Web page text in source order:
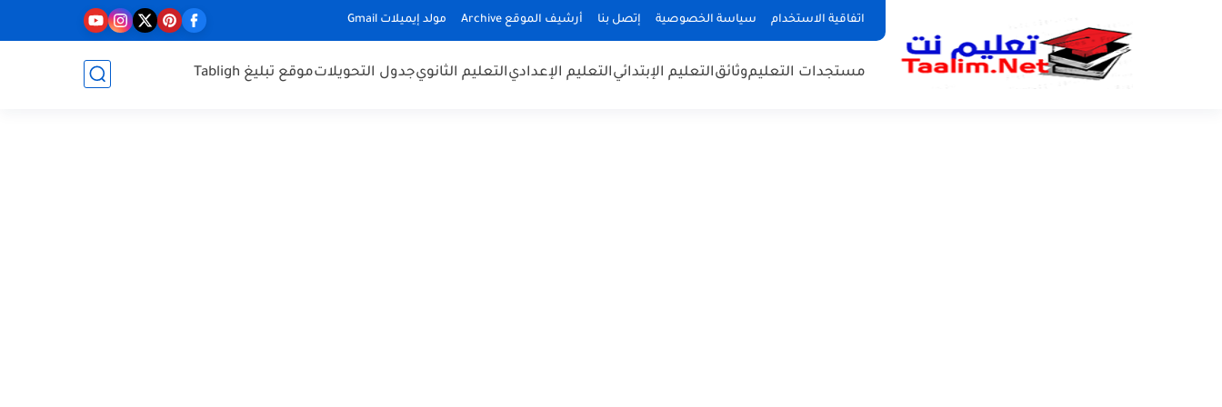
اتفاقية الاستخدام سياسة الخصوصية إتصل بنا أرشيف الموقع Archive مولد إيميلات Gmail
مستجدات التعليموثائقالتعليم الإبتدائيالتعليم الإعداديالتعليم الثانويجدول التحويلاتموقع تبليغ Tabligh